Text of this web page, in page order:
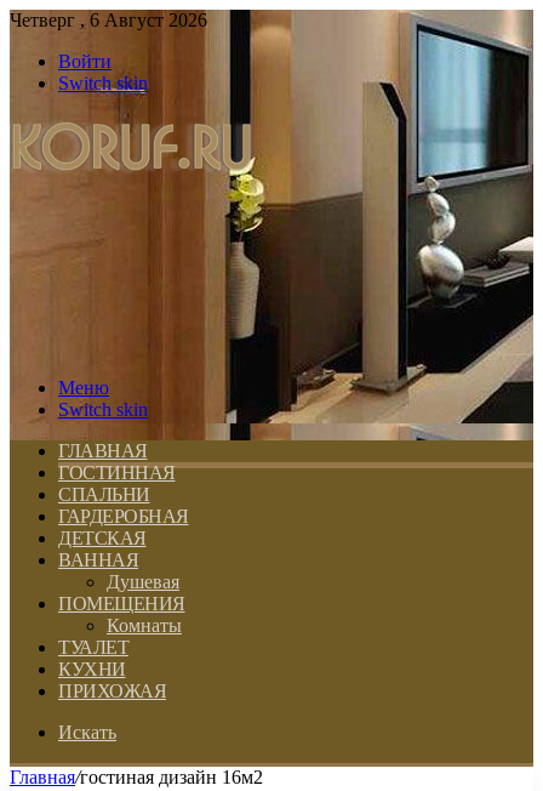
Четверг , 6 Август 2026
Войти
Switch skin
Меню
Switch skin
ГЛАВНАЯ
ГОСТИННАЯ
СПАЛЬНИ
ГАРДЕРОБНАЯ
ДЕТСКАЯ
ВАННАЯ
Душевая
ПОМЕЩЕНИЯ
Комнаты
ТУАЛЕТ
КУХНИ
ПРИХОЖАЯ
Искать
Главная/гостиная дизайн 16м2